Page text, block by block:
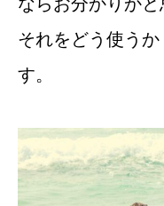
それをどう使う
す。